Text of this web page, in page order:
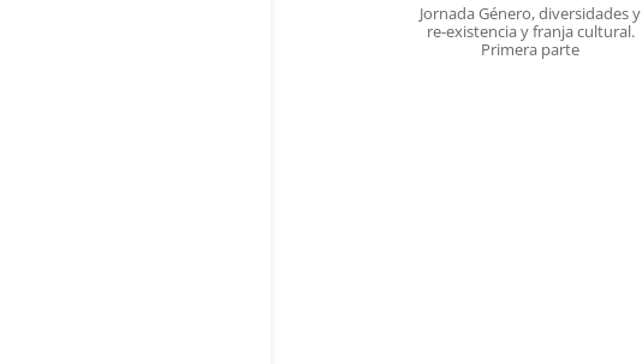
Jornada Género, diversidades y
re-existencia y franja cultural.
Primera parte